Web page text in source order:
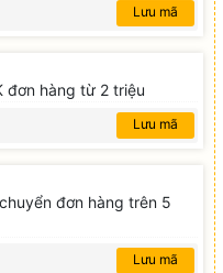
Lưu mã
đơn hàng từ 2 triệu
Lưu mã
đơn hàng trên 5
Lưu mã